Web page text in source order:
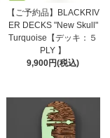
【ご予約品】BLACKRIV
ER DECKS "New Skull"
Turquoise【デッキ：５
PLY 】
9,900円(税込)